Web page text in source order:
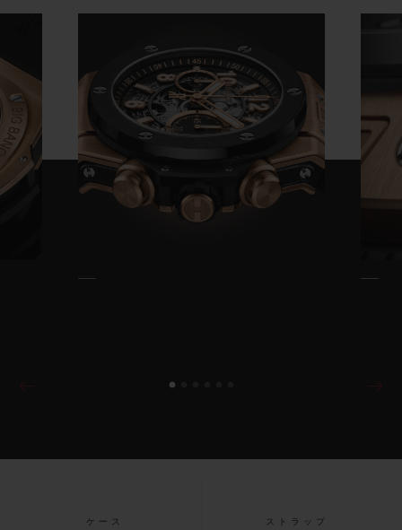
ケース ストラップ